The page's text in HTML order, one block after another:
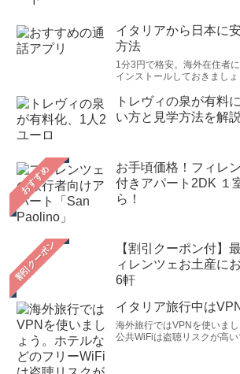
イタリアから日本に
方法
1分3円で格安。海外在住者
インストールしておきましょ
トレヴィの泉が有料
い方と見学方法を解説
おすすめ
お手頃価格！フィレ
付きアパート2DK １
ら！
【割引クーポン付】
ィレンツェお土産に
6軒
イタリア旅行中は
海外旅行ではVPNを使いま
公共WiFiは盗聴リスクが高い